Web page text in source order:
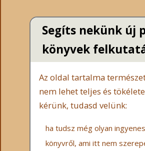
Segíts nekünk új
könyvek
Az oldal tartalma
nem lehet teljes és
kérünk, tudasd velünk:
ha tudsz még olyan
könyvről, ami itt nem